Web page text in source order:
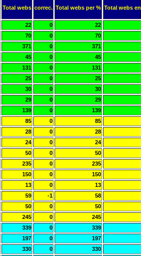
Total webs correc. Total webs per % Total webs
22 0 22
70 0 70
371 0 371
45 0 45
131 0 131
25 0 25
30 0 30
29 0 29
139 0 139
85 0 85
28 0 28
24 0 24
50 0 50
235 0 235
150 0 150
13 0 13
59 -1 58
50 0 50
245 0 245
339 0 339
197 0 197
330 0 330